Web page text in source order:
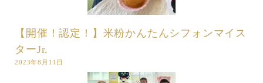
【開催！認定！】米粉かんたんシフォンマイス
ターJr.
2023年8月11日